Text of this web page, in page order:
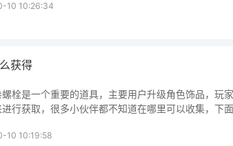
10 10:26:34
获得
栓是一个重要的道具，主要用户升级角色饰品，玩
行获取，很多小伙伴都不知道在哪里可以收集，下
10 10:19:58